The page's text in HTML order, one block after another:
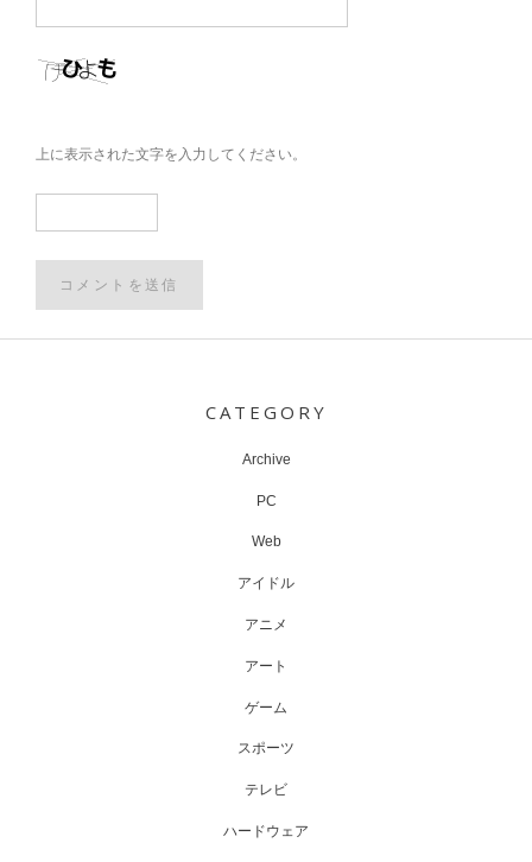
上に表示された文字を入力してください。
CATEGORY
Archive
PC
Web
アイドル
アニメ
アート
ゲーム
スポーツ
テレビ
ハードウェア